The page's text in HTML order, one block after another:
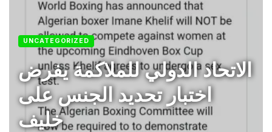
UNCATEGORIZED
الاتحاد الدولي للملاكمة يفرض
اختبار تحديد الجنس على
خليف